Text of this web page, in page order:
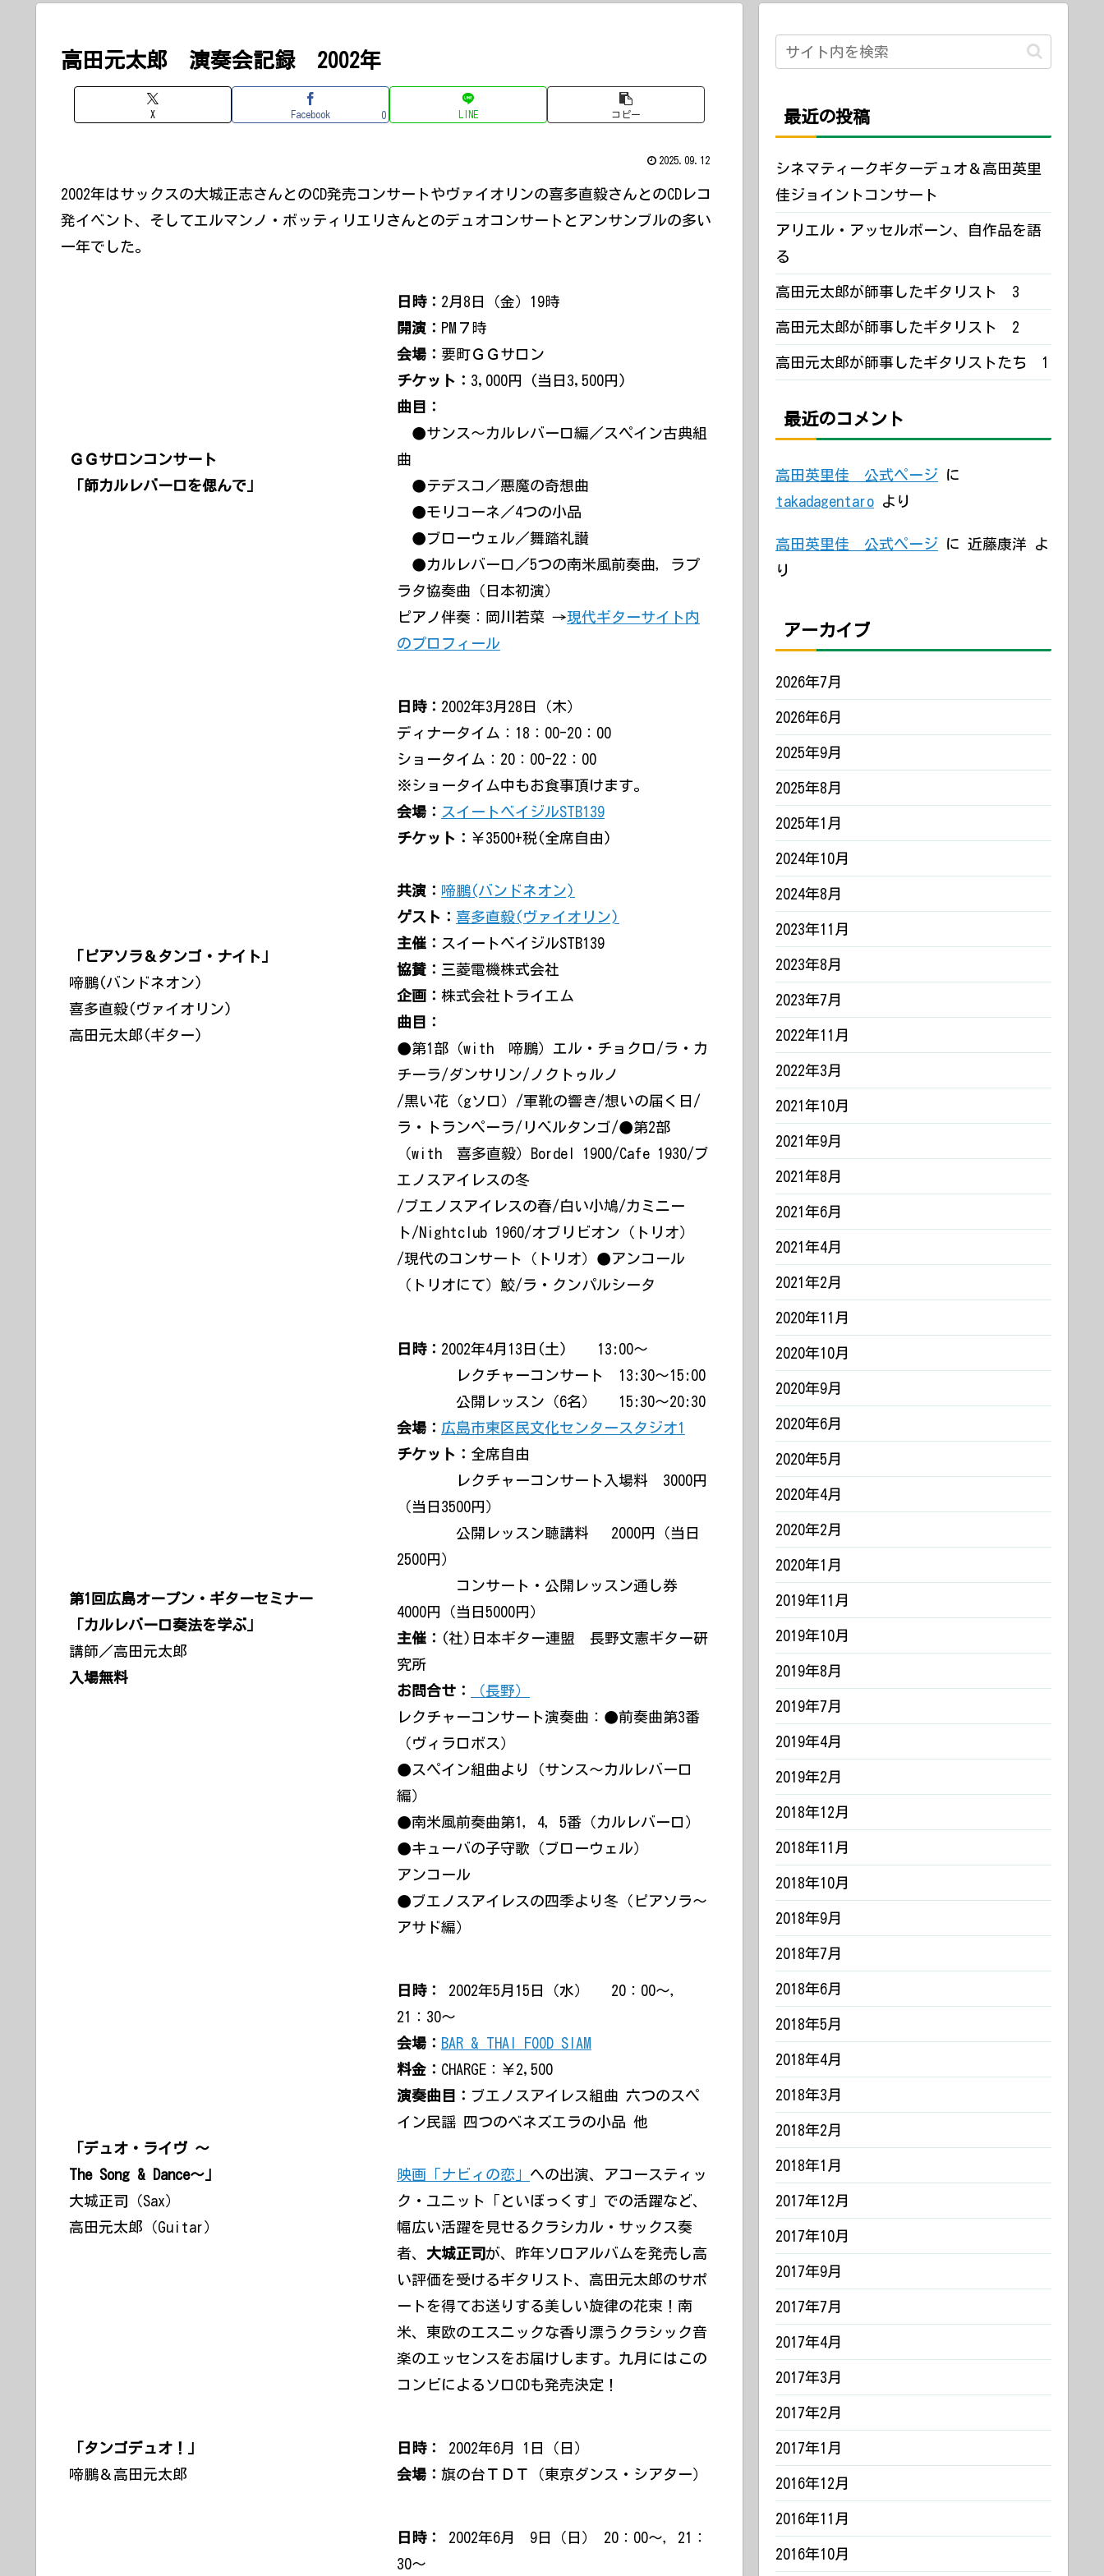
高田元太郎 演奏会記録 2002年
X Facebook 0 LINE コピー
2025.09.12
2002年はサックスの大城正志さんとのCD発売コンサートやヴァイオリンの喜多直毅さんとのCDレコ
発イベント、そしてエルマンノ・ボッティリエリさんとのデュオコンサートとアンサンブルの多い
一年でした。
ＧＧサロンコンサート
「師カルレバーロを偲んで」
日時： 2月8日（金）19時
開演： PM７時
会場： 要町ＧＧサロン
チケット： 3,000円 (当日3,500円)
曲目：
●サンス～カルレバーロ編／スペイン古典組
曲
●テデスコ／悪魔の奇想曲
●モリコーネ／4つの小品
●ブローウェル／舞踏礼讃
●カルレバーロ／5つの南米風前奏曲，ラプ
ラタ協奏曲（日本初演）
ピアノ伴奏：岡川若菜 →現代ギターサイト内
のプロフィール
「ピアソラ＆タンゴ・ナイト」
啼鵬(バンドネオン)
喜多直毅(ヴァイオリン)
高田元太郎(ギター)
日時： 2002年3月28日（木）
ディナータイム：18：00-20：00
ショータイム：20：00-22：00
※ショータイム中もお食事頂けます。
会場： スイートベイジルSTB139
チケット： ￥3500+税(全席自由)
共演： 啼鵬(バンドネオン)
ゲスト： 喜多直毅(ヴァイオリン)
主催： スイートベイジルSTB139
協賛： 三菱電機株式会社
企画： 株式会社トライエム
曲目：
●第1部（with 啼鵬）エル・チョクロ/ラ・カ
チーラ/ダンサリン/ノクトゥルノ
/黒い花（gソロ）/軍靴の響き/想いの届く日/
ラ・トランペーラ/リベルタンゴ/●第2部
（with 喜多直毅）Bordel 1900/Cafe 1930/ブ
エノスアイレスの冬
/ブエノスアイレスの春/白い小鳩/カミニー
ト/Nightclub 1960/オブリビオン（トリオ）
/現代のコンサート（トリオ）●アンコール
（トリオにて）鮫/ラ・クンパルシータ
第1回広島オープン・ギターセミナー
「カルレバーロ奏法を学ぶ」
講師／高田元太郎
入場無料
日時： 2002年4月13日(土) 13:00～
レクチャーコンサート 13:30～15:00
公開レッスン（6名） 15:30～20:30
会場： 広島市東区民文化センタースタジオ1
チケット： 全席自由
レクチャーコンサート入場料 3000円
（当日3500円）
公開レッスン聴講料 2000円（当日
2500円）
コンサート・公開レッスン通し券
4000円（当日5000円）
主催： (社)日本ギター連盟 長野文憲ギター研
究所
お問合せ：
（長野）
レクチャーコンサート演奏曲：●前奏曲第3番
（ヴィラロボス）
●スペイン組曲より（サンス～カルレバーロ
編）
●南米風前奏曲第1，4，5番（カルレバーロ）
●キューバの子守歌（ブローウェル）
アンコール
●ブエノスアイレスの四季より冬（ピアソラ～
アサド編）
「デュオ・ライヴ ～
The Song & Dance～」
大城正司（Sax）
高田元太郎（Guitar）
日時： 2002年5月15日（水） 20：00～，
21：30～
会場： BAR & THAI FOOD SIAM
料金： CHARGE：￥2,500
演奏曲目： ブエノスアイレス組曲 六つのスペ
イン民謡 四つのベネズエラの小品 他
映画「ナビィの恋」 への出演、アコースティッ
ク・ユニット「といぼっくす」での活躍など、
幅広い活躍を見せるクラシカル・サックス奏
者、 大城正司が、昨年ソロアルバムを発売し高
い評価を受けるギタリスト、高田元太郎のサポ
ートを得てお送りする美しい旋律の花束！南
米、東欧のエスニックな香り漂うクラシック音
楽のエッセンスをお届けします。九月にはこの
コンビによるソロCDも発売決定！
「タンゴデュオ！」
啼鵬＆高田元太郎
日時： 2002年6月 1日（日）
会場： 旗の台ＴＤＴ（東京ダンス・シアター）
日時： 2002年6月 9日（日） 20：00～，21：
30～
最近の投稿
シネマティークギターデュオ＆高田英里
佳ジョイントコンサート
アリエル・アッセルボーン、自作品を語
る
高田元太郎が師事したギタリスト 3
高田元太郎が師事したギタリスト 2
高田元太郎が師事したギタリストたち 1
最近のコメント
高田英里佳 公式ページ に
takadagentaro より
高田英里佳 公式ページ に 近藤康洋 よ
り
アーカイブ
2026年7月
2026年6月
2025年9月
2025年8月
2025年1月
2024年10月
2024年8月
2023年11月
2023年8月
2023年7月
2022年11月
2022年3月
2021年10月
2021年9月
2021年8月
2021年6月
2021年4月
2021年2月
2020年11月
2020年10月
2020年9月
2020年6月
2020年5月
2020年4月
2020年2月
2020年1月
2019年11月
2019年10月
2019年8月
2019年7月
2019年4月
2019年2月
2018年12月
2018年11月
2018年10月
2018年9月
2018年7月
2018年6月
2018年5月
2018年4月
2018年3月
2018年2月
2018年1月
2017年12月
2017年10月
2017年9月
2017年7月
2017年4月
2017年3月
2017年2月
2017年1月
2016年12月
2016年11月
2016年10月